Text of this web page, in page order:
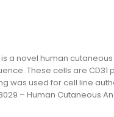
is a novel human
These cells are CD31
was used for cell line
– Human Cutaneous